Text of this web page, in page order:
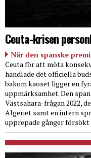
Ceuta-krisen
När den spanske
Ceuta för att möta
handlade det officiella
bakom kaoset ligger en
uppmärksamhet. Den
Västsahara-frågan 2022,
Algeriet samt en intern
upprepade gånger